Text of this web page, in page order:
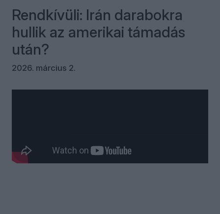
Rendkívüli: Irán darabokra
hullik az amerikai támadás
után?
2026. március 2.
Bejelentkezés